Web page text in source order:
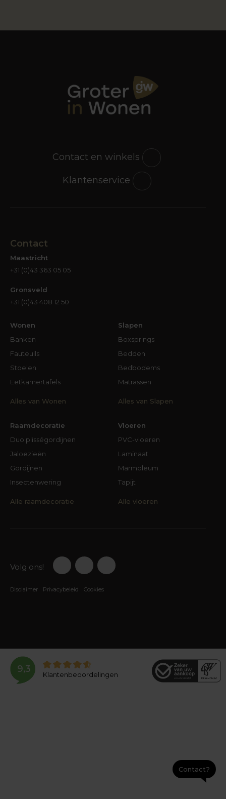
Contact en winkels
Klantenservice
Contact
Maastricht
+31 (0)43 363 05 05
Gronsveld
+31 (0)43 408 12 50
Wonen
Banken
Fauteuils
Stoelen
Eetkamertafels
Alles van Wonen
Slapen
Boxsprings
Bedden
Bedbodems
Matrassen
Alles van Slapen
Raamdecoratie
Duo plisségordijnen
Jaloezieën
Gordijnen
Insectenwering
Alle raamdecoratie
Vloeren
PVC-vloeren
Laminaat
Marmoleum
Tapijt
Alle vloeren
Volg ons!
Disclaimer Privacybeleid Cookies
9,3
Klantenbeoordelingen
Contact?